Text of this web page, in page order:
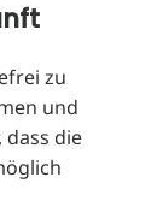
zu
und
die